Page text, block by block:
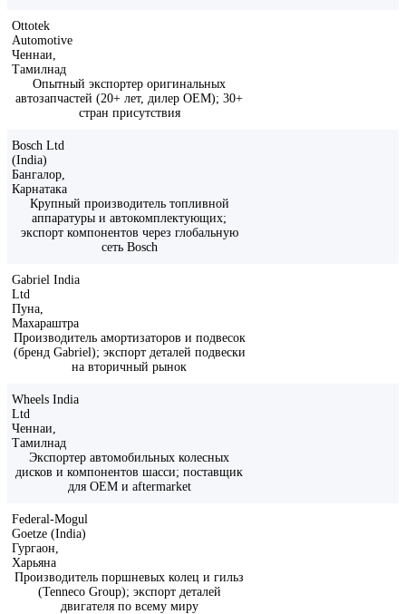
Ottotek
Automotive
Ченнаи,
Тамилнад
Опытный экспортер оригинальных
автозапчастей (20+ лет, дилер OEM); 30+
стран присутствия
Bosch Ltd
(India)
Бангалор,
Карнатака
Крупный производитель топливной
аппаратуры и автокомплектующих;
экспорт компонентов через глобальную
сеть Bosch
Gabriel India
Ltd
Пуна,
Махараштра
Производитель амортизаторов и подвесок
(бренд Gabriel); экспорт деталей подвески
на вторичный рынок
Wheels India
Ltd
Ченнаи,
Тамилнад
Экспортер автомобильных колесных
дисков и компонентов шасси; поставщик
для OEM и aftermarket
Federal-Mogul
Goetze (India)
Гургаон,
Харьяна
Производитель поршневых колец и гильз
(Tenneco Group); экспорт деталей
двигателя по всему миру